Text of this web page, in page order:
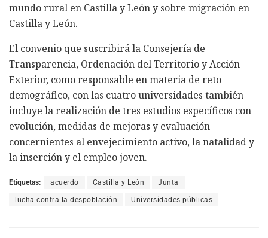
mundo rural en Castilla y León y sobre migración en
Castilla y León.
El convenio que suscribirá la Consejería de
Transparencia, Ordenación del Territorio y Acción
Exterior, como responsable en materia de reto
demográfico, con las cuatro universidades también
incluye la realización de tres estudios específicos con
evolución, medidas de mejoras y evaluación
concernientes al envejecimiento activo, la natalidad y
la inserción y el empleo joven.
Etiquetas: acuerdo Castilla y León Junta
lucha contra la despoblación Universidades públicas